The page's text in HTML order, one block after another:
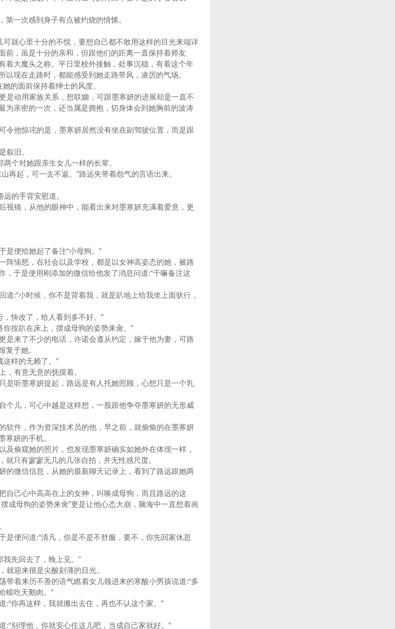
一次感到身子有点被灼烧的情愫。
心里十分的不悦，要想自己都不敢用这样的目光来端详
前，虽是十分的亲和，但跟他们的距离一直保持着师友
着大魔头之称。平日里校外接触，处事沉稳，有着这个年
现在走路时，都能感受到她走路带风，凌厉的气场。
的面前保持着绅士的风度。
动用家族关系，想联姻，可跟墨寒妍的进展却是一直不
为亲密的一次，还当属是拥抱，切身体会到她胸前的波涛
他惊诧的是，墨寒妍居然没有坐在副驾驶位置，而是跟
叙旧。
个对她跟亲生女儿一样的长辈。
起，可一去不返。”路远夹带着怨气的言语出来。
的手背安慰道。
镜，从他的眼神中，能看出来对墨寒妍充满着爱意，更
便给她起了备注“小母狗。”
恼怒，在社会以及学校，都是以女神高姿态的她，被路
于是便用刚添加的微信给他发了消息问道:“干嘛备注这
:“小时候，你不是背着我，就是趴地上给我坐上面驮行，
快改了，给人看到多不好。”
按趴在床上，摆成母狗的姿势来肏。”
来了不少的电话，许诺会遵从约定，嫁于他为妻，可路
复于她。
样的无赖了。”
有意无意的抚摸着。
听墨寒妍提起，路远是有人托她照顾，心想只是一个乳
儿，可心中越是这样想，一股跟他争夺墨寒妍的无形威
件，作为资深技术员的他，早之前，就偷偷的在墨寒妍
寒妍的手机。
偷窥她的照片，也发现墨寒妍确实如她外在体现一样，
只有寥寥无几的几张自拍，并无性感尺度。
微信信息，从她的最新聊天记录上，看到了路远跟她两
己心中高高在上的女神，叫唤成母狗，而且路远的这
成母狗的姿势来肏”更是让他心态大崩，脑海中一直想着画
便问道:“清凡，你是不是不舒服，要不，你先回家休息
先回去了，晚上见。”
迎来很是尖酸刻薄的目光。
着来历不善的语气瞧着女儿领进来的寒酸小男孩说道:“多
蟆吃天鹅肉。”
你再这样，我就搬出去住，再也不认这个家。”
别理他，你就安心住这儿吧，当成自己家就好。”